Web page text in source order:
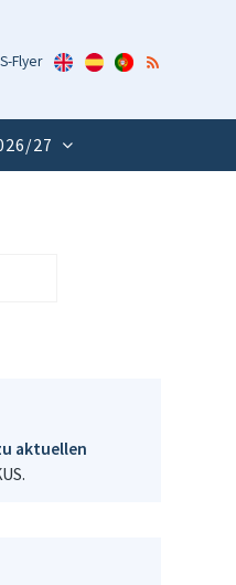
Flyer
KUS-
Flyer
KUS-
Flyer
KUS-
Flyer
RSS-
27
aktuellen